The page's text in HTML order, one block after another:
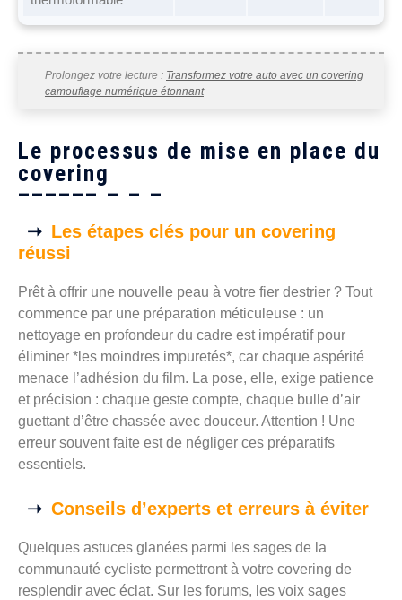
Prolongez votre lecture : Transformez votre auto avec un covering
camouflage numérique étonnant
Le processus de mise en place du
covering
Les étapes clés pour un covering
réussi
Prêt à offrir une nouvelle peau à votre fier destrier ? Tout
commence par une préparation méticuleuse : un
nettoyage en profondeur du cadre est impératif pour
éliminer *les moindres impuretés*, car chaque aspérité
menace l’adhésion du film. La pose, elle, exige patience
et précision : chaque geste compte, chaque bulle d’air
guettant d’être chassée avec douceur. Attention ! Une
erreur souvent faite est de négliger ces préparatifs
essentiels.
Conseils d’experts et erreurs à éviter
Quelques astuces glanées parmi les sages de la
communauté cycliste permettront à votre covering de
resplendir avec éclat. Sur les forums, les voix sages